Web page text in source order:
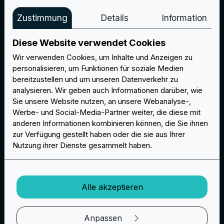
Beratung und Grafikservice
Es spielt keine Rolle, ob Ihr Logo noch nicht fertig
ist. Wenn Sie eine Idee haben, erstellen unsere
Designer die Grafiken nach Ihren Vorgaben. Wir
senden Ihnen mehrere Optionen: Sobald Sie Ihren
Favoriten ausgewählt haben, beginnen wir mit der
endgültigen Produktion.
Kostenloses Muster und Änderungen
Sie erhalten ein kostenloses Mustersbild vor der
Zustimmung Details Information
Diese Website verwendet Cookies
Wir verwenden Cookies, um Inhalte und Anzeigen zu
personalisieren, um Funktionen für soziale Medien
bereitzustellen und um unseren Datenverkehr zu
analysieren. Wir geben auch Informationen darüber, wie
Sie unsere Website nutzen, an unsere Webanalyse-,
Werbe- und Social-Media-Partner weiter, die diese mit
anderen Informationen kombinieren können, die Sie ihnen
zur Verfügung gestellt haben oder die sie aus Ihrer
Nutzung ihrer Dienste gesammelt haben.
Alle akzeptieren
Anpassen